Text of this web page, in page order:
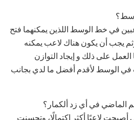
في خط الوسط اللذين يمكنهما فتح
يجب أن يكون هناك لاعب يمكنه
العمل على ذلك و إيجاد التوازن
في الوسط لأقدم أفضل ما لدي بجانب
الماضي في أي زد ألكمار؟
لاعبًا أكثر اكتمالًا، وتحسنت